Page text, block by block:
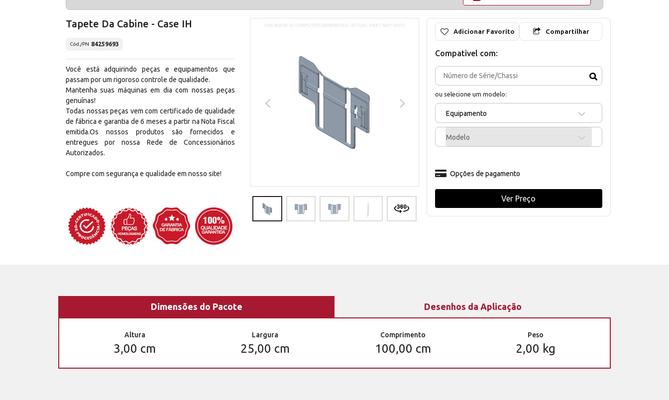
Tapete Da Cabine - Case IH
Cód./PN 84259693
Você está adquirindo peças e equipamentos que
passam por um rigoroso controle de qualidade.
Mantenha suas máquinas em dia com nossas peças
genuínas!
Todas nossas peças vem com certificado de qualidade
de fábrica e garantia de 6 meses a partir na Nota Fiscal
emitida.Os nossos produtos são fornecidos e
entregues por nossa Rede de Concessionários
Autorizados.
Compre com segurança e qualidade em nosso site!
Adicionar Favorito Compartilhar
Compativel com:
ou selecione um modelo:
Equipamento
Modelo
Opções de pagamento
Ver Preço
Dimensões do Pacote Desenhos da Aplicação
Altura
3,00 cm
Largura
25,00 cm
Comprimento
100,00 cm
Peso
2,00 kg